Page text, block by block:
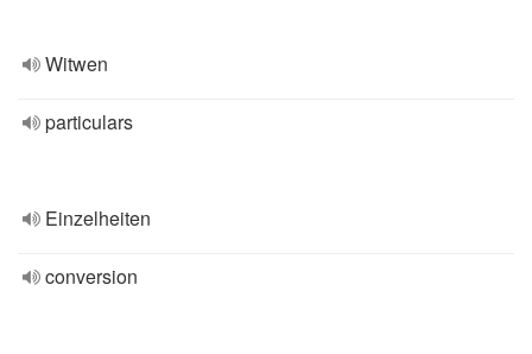
Witwen
particulars
Einzelheiten
conversion